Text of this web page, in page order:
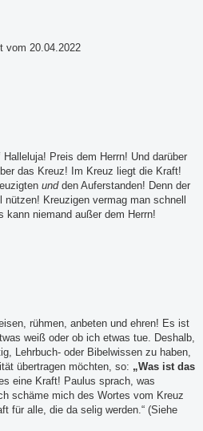
vom 20.04.2022
Halleluja! Preis dem Herrn! Und darüber
das Kreuz! Im Kreuz liegt die Kraft!
undden Auferstanden! Denn der
Kreuzigen vermag man schnell
kann niemand außer dem Herrn!
rühmen, anbeten und ehren! Es ist
weiß oder ob ich etwas tue. Deshalb,
Lehrbuch- oder Bibelwissen zu haben,
übertragen möchten, so: „Was ist das
eine Kraft! Paulus sprach, was
schäme mich des Wortes vom Kreuz
für alle, die da selig werden.“ (Siehe